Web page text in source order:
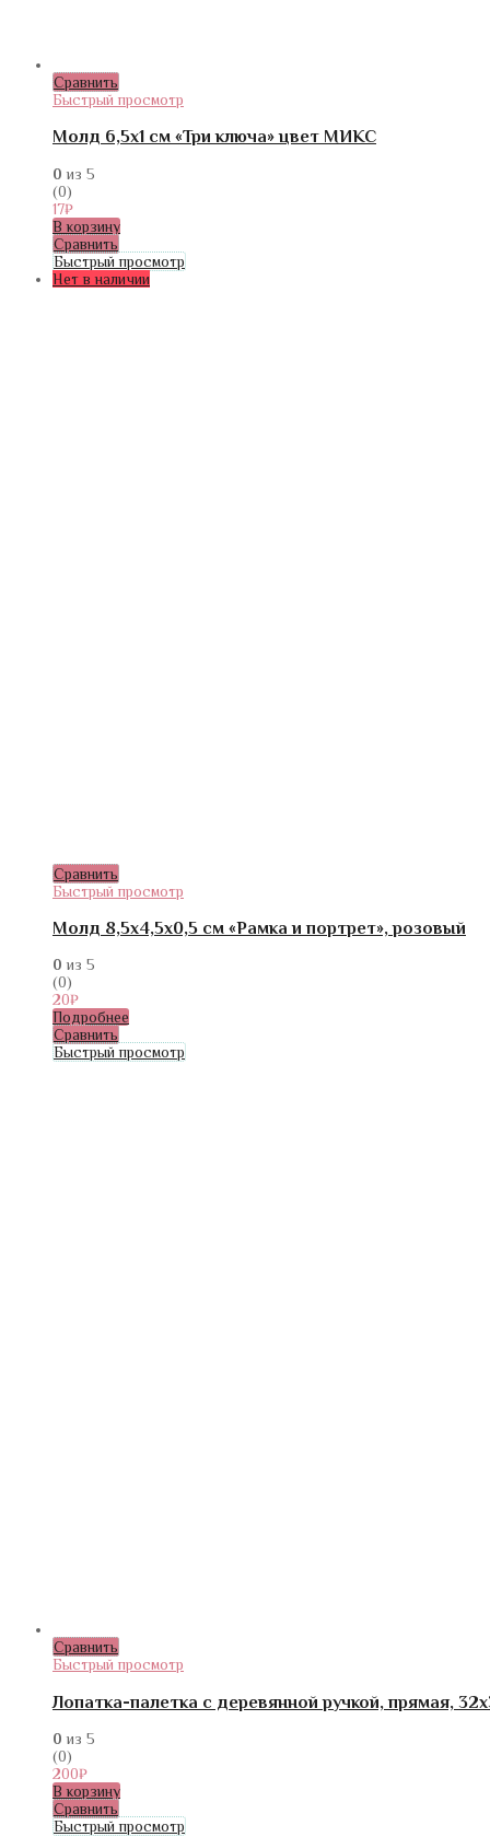
Сравнить
Быстрый просмотр
Молд 6,5х1 см «Три ключа» цвет МИКС
0 из 5
(0)
17₽
В корзину
Сравнить
Быстрый просмотр
Нет в наличии
Сравнить
Быстрый просмотр
Молд 8,5х4,5х0,5 см «Рамка и портрет», розовый
0 из 5
(0)
20₽
Подробнее
Сравнить
Быстрый просмотр
Сравнить
Быстрый просмотр
Лопатка-палетка с деревянной ручкой, прямая,
0 из 5
(0)
200₽
В корзину
Сравнить
Быстрый просмотр